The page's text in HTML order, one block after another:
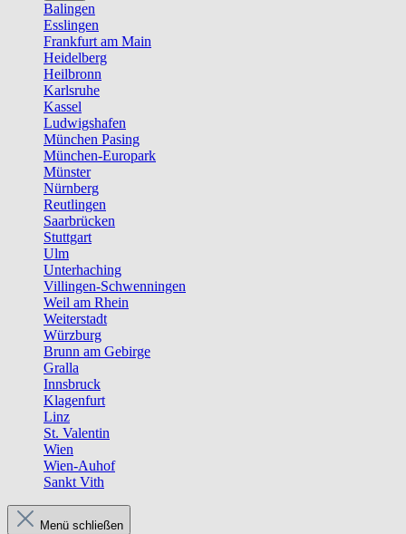
Balingen
Esslingen
Frankfurt am Main
Heidelberg
Heilbronn
Karlsruhe
Kassel
Ludwigshafen
München Pasing
München-Europark
Münster
Nürnberg
Reutlingen
Saarbrücken
Stuttgart
Ulm
Unterhaching
Villingen-Schwenningen
Weil am Rhein
Weiterstadt
Würzburg
Brunn am Gebirge
Gralla
Innsbruck
Klagenfurt
Linz
St. Valentin
Wien
Wien-Auhof
Sankt Vith
Menü schließen